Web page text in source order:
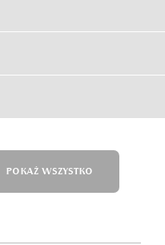
POKAŻ WSZYSTKO